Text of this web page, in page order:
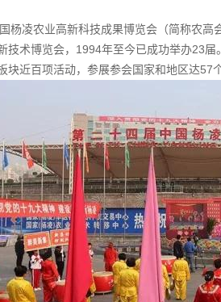
杨凌农业高新科技成果博览会（简称农
技术博览会，1994年至今已成功举办23
近百项活动，参展参会国家和地区达57个